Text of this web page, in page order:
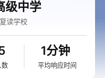
级中学
复读学校
数
1分钟
平均响应时间